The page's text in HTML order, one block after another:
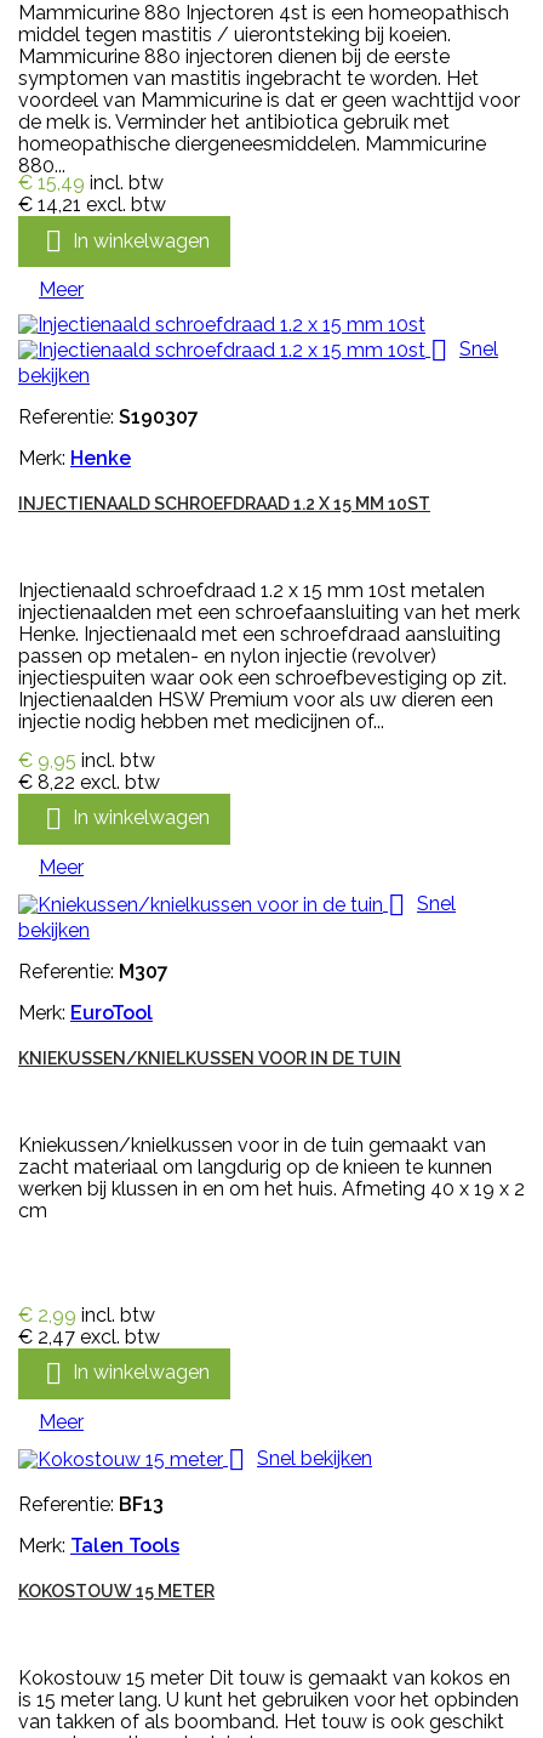
Mammicurine 880 Injectoren 4st is een homeopathisch
middel tegen mastitis / uierontsteking bij koeien.
Mammicurine 880 injectoren dienen bij de eerste
symptomen van mastitis ingebracht te worden. Het
voordeel van Mammicurine is dat er geen wachttijd voor
de melk is. Verminder het antibiotica gebruik met
homeopathische diergeneesmiddelen. Mammicurine
880...
€ 15,49 incl. btw
€ 14,21 excl. btw
 In winkelwagen
Meer

Snel
bekijken
Referentie: S190307
Merk: Henke
INJECTIENAALD SCHROEFDRAAD 1.2 X 15 MM 10ST
Injectienaald schroefdraad 1.2 x 15 mm 10st metalen
injectienaalden met een schroefaansluiting van het merk
Henke. Injectienaald met een schroefdraad aansluiting
passen op metalen- en nylon injectie (revolver)
injectiespuiten waar ook een schroefbevestiging op zit.
Injectienaalden HSW Premium voor als uw dieren een
injectie nodig hebben met medicijnen of...
€ 9,95 incl. btw
€ 8,22 excl. btw
 In winkelwagen
Meer

Snel
bekijken
Referentie: M307
Merk: EuroTool
KNIEKUSSEN/KNIELKUSSEN VOOR IN DE TUIN
Kniekussen/knielkussen voor in de tuin gemaakt van
zacht materiaal om langdurig op de knieen te kunnen
werken bij klussen in en om het huis. Afmeting 40 x 19 x 2
cm
€ 2,99 incl. btw
€ 2,47 excl. btw
 In winkelwagen
Meer

Snel bekijken
Referentie: BF13
Merk: Talen Tools
KOKOSTOUW 15 METER
Kokostouw 15 meter Dit touw is gemaakt van kokos en
is 15 meter lang. U kunt het gebruiken voor het opbinden
van takken of als boomband. Het touw is ook geschikt